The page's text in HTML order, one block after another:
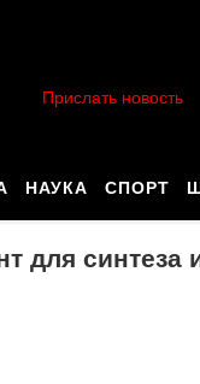
Прислать новость
НАУКА СПОРТ
для синтеза